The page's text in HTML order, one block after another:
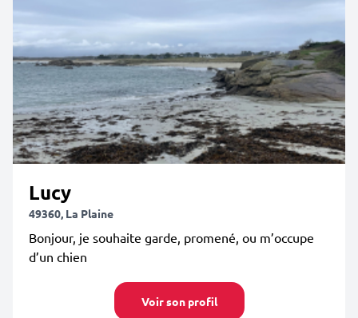
Lucy
49360, La Plaine
Bonjour, je souhaite garde, promené, ou m’occupe
d’un chien
Voir son profil